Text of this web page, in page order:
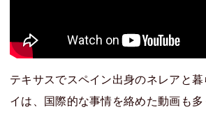
テキサスでスペイン出身のネレアと
イは、国際的な事情を絡めた動画も